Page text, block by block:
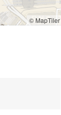
© MapTiler